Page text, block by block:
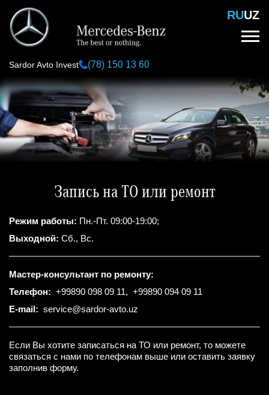
Перейти
основному
содержанию
RUUZ
Sardor Avto Invest (78) 150 13 60
Запись на ТО или ремонт
Режим работы: Пн.-Пт. 09:00-19:00;
Выходной: Сб., Вс.
Мастер-консультант по ремонту:
Телефон: +99890 098 09 11, +99890 094 09 11
E-mail: service@sardor-avto.uz
Если Вы хотите записаться на ТО или ремонт, то можете
связаться с нами по телефонам выше или оставить заявку
заполнив форму.